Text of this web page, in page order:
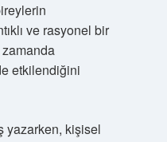
ve rasyonel bir
etkilendiğini
yazarken, kişisel